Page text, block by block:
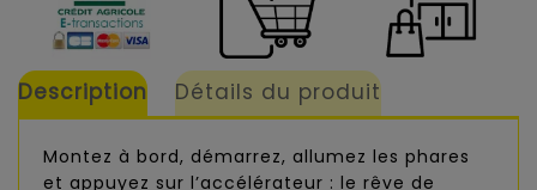
Description Détails du produit
Montez à bord, démarrez, allumez les phares
et appuyez sur l’accélérateur : le rêve de